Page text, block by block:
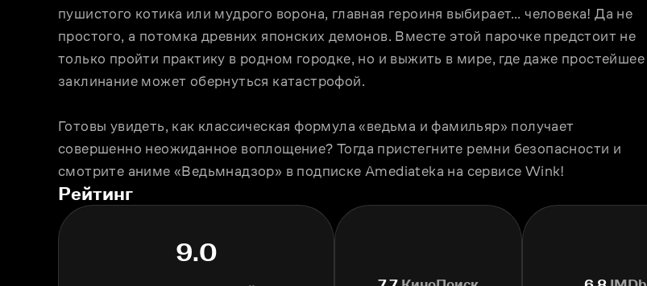
пушистого котика или мудрого ворона, главная героиня выбирает… человека! Да не
простого, а потомка древних японских демонов. Вместе этой парочке предстоит не
только пройти практику в родном городке, но и выжить в мире, где даже простейшее
заклинание может обернуться катастрофой.
Готовы увидеть, как классическая формула «ведьма и фамильяр» получает
совершенно неожиданное воплощение? Тогда пристегните ремни безопасности и
смотрите аниме «Ведьмнадзор» в подписке Amediateka на сервисе Wink!
Рейтинг
9.0